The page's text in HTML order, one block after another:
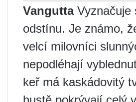
VanguttaVyznačuje
odstínu. Je známo,
velcí milovníci
nepodléhají
keř má kaskádovitý